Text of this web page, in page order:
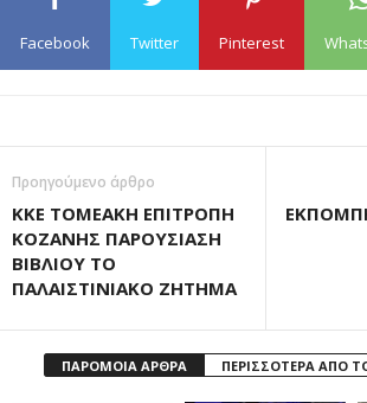
Facebook Twitter Pinterest
Προηγούμενο άρθρο
ΚΚΕ ΤΟΜΕΑΚΗ ΕΠΙΤΡΟΠΗ
ΚΟΖΑΝΗΣ ΠΑΡΟΥΣΙΑΣΗ
ΒΙΒΛΙΟΥ ΤΟ
ΠΑΛΑΙΣΤΙΝΙΑΚΟ ΖΗΤΗΜΑ
ΠΑΡΟΜΟΙΑ ΑΡΘΡΑ ΠΕΡΙΣΣΟΤΕΡΑ ΑΠΟ